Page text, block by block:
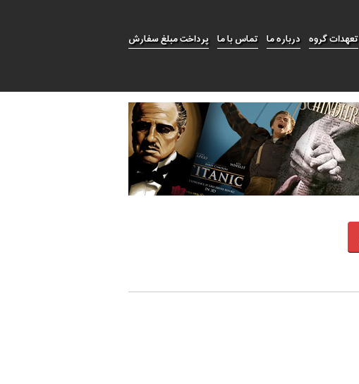
پرداخت مبلغ سفارش تماس با ما درباره ما تعهدات گروه